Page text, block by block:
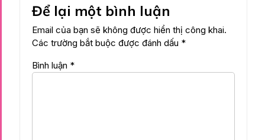
Để lại một bình luận
Email của bạn sẽ không được hiển thị công khai.
Các trường bắt buộc được đánh dấu *
Bình luận *